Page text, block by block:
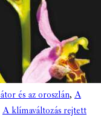
és az oroszlán, A
A klímaváltozás rejtett